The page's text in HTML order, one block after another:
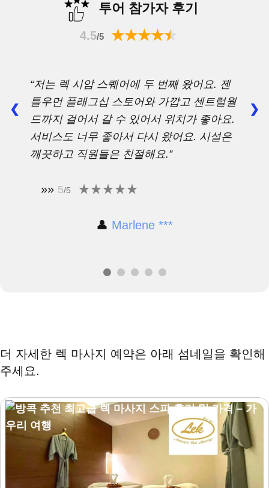
투어 참가자 후기
4.5/5
“저는 렉 시암 스퀘어에 두 번째 왔어요. 젠
틀우먼 플래그십 스토어와 가깝고 센트럴월
드까지 걸어서 갈 수 있어서 위치가 좋아요.
서비스도 너무 좋아서 다시 왔어요. 시설은
깨끗하고 직원들은 친절해요.”
»» 5/5
👤 Marlene ***
❮ ❯
더 자세한 렉 마사지 예약은 아래 섬네일을 확인해
주세요.